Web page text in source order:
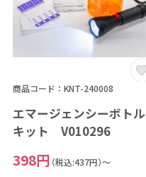
商品コード：KNT-240008
エマージェンシーボトル
キット V010296
398円 （税込:437円）～